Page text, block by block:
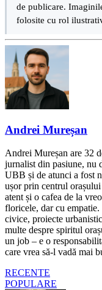
de publicare.
folosite cu rol
Andrei Mureșan
Andrei Mureșan are 32
jurnalist din pasiune, nu
UBB și de atunci a fost
ușor prin centrul
atent și o cafea de la
floricele, dar cu
civice, proiecte
multe despre spiritul
un job – e o
care vrea să-l vadă mai
RECENTE
POPULARE